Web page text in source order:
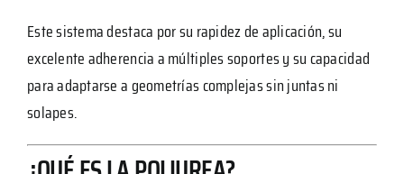
Este sistema destaca por su rapidez de aplicación, su
excelente adherencia a múltiples soportes y su capacidad
para adaptarse a geometrías complejas sin juntas ni
solapes.